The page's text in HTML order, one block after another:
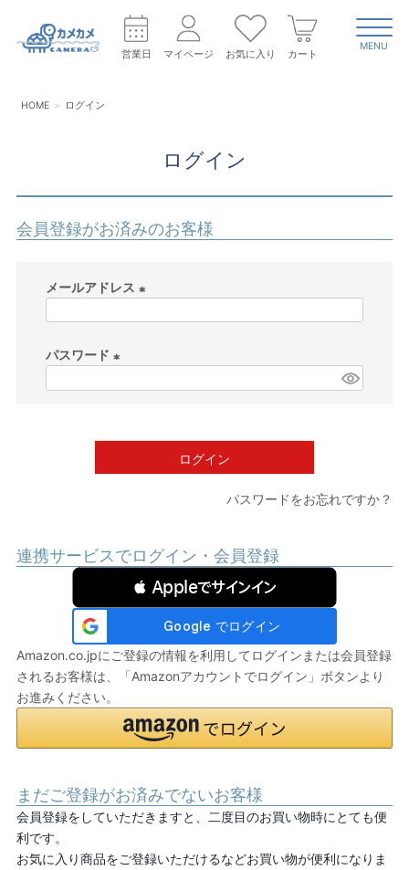
営業日 マイページ お気に入り カート
MENU
HOME ログイン
ログイン
会員登録がお済みのお客様
メールアドレス
パスワード
)
ログイン
パスワードをお忘れですか？
連携サービスでログイン・会員登録
 Appleでサインイン
Amazon.co.jpにご登録の情報を利用してログインまたは会員登録
されるお客様は、「Amazonアカウントでログイン」ボタンより
お進みください。
まだご登録がお済みでないお客様
会員登録をしていただきますと、二度目のお買い物時にとても便
利です。
お気に入り商品をご登録いただけるなどお買い物が便利になりま